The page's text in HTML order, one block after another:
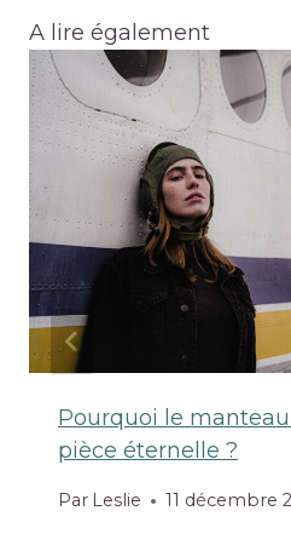
A lire également
Pourquoi le
pièce éternelle ?
Par Leslie 11 décembre